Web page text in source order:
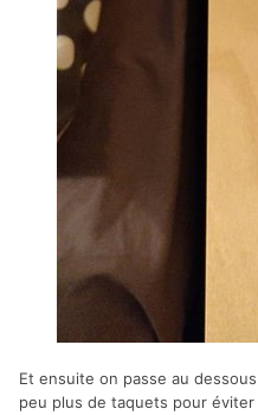
Et ensuite on passe au
peu plus de taquets pour